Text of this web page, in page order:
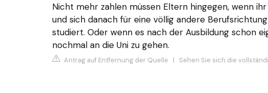
Nicht mehr zahlen müssen Eltern hingegen, wenn
und sich danach für eine völlig andere
studiert. Oder wenn es nach der Ausbildung schon
nochmal an die Uni zu gehen.
Antrag auf Entfernung der Quelle | Sehen Sie sich die